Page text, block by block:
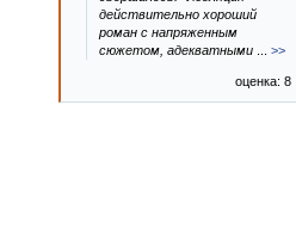
действительно хороший
роман с напряженным
сюжетом, адекватными
>>
оценка: 8